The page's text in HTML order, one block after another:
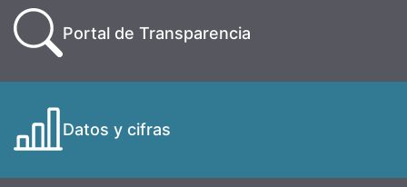
Portal de Transparencia
Datos y cifras